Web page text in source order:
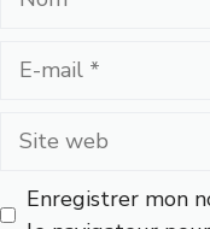
Site
Enregistrer mon